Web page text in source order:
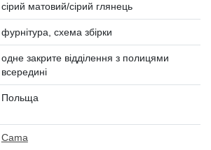
сірий матовий/сірий глянець
фурнітура, схема збірки
одне закрите відділення з полицями
всередині
Польща
Cama